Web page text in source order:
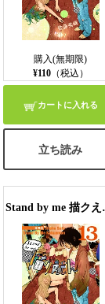
購入(無期限)
¥110（税込）
カートに入れる
立ち読み